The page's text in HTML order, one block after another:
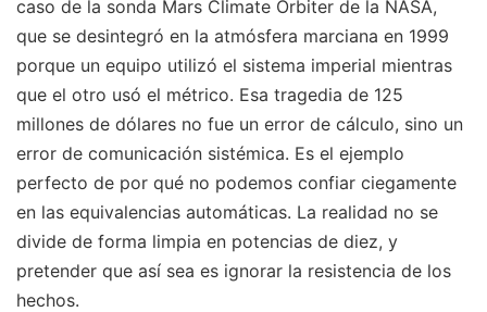
caso de la sonda Mars Climate Orbiter de la NASA,
que se desintegró en la atmósfera marciana en 1999
porque un equipo utilizó el sistema imperial mientras
que el otro usó el métrico. Esa tragedia de 125
millones de dólares no fue un error de cálculo, sino un
error de comunicación sistémica. Es el ejemplo
perfecto de por qué no podemos confiar ciegamente
en las equivalencias automáticas. La realidad no se
divide de forma limpia en potencias de diez, y
pretender que así sea es ignorar la resistencia de los
hechos.